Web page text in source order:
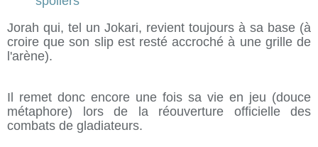
Jorah qui, tel un Jokari, revient toujours à sa base (à
croire que son slip est resté accroché à une grille de
l'arène).
Il remet donc encore une fois sa vie en jeu (douce
métaphore) lors de la réouverture officielle des
combats de gladiateurs.